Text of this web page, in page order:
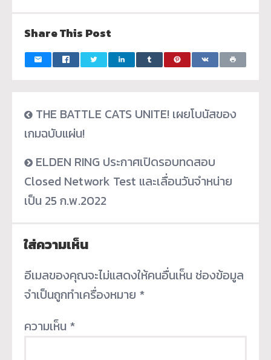
Share This Post
THE BATTLE CATS UNITE! เผยโบนัสของ
เกมฉบับแผ่น!
ELDEN RING ประกาศเปิดรอบทดสอบ
Closed Network Test และเลื่อนวันจำหน่าย
เป็น 25 ก.พ.2022
ใส่ความเห็น
อีเมลของคุณจะไม่แสดงให้คนอื่นเห็น ช่องข้อมูล
จำเป็นถูกทำเครื่องหมาย *
ความเห็น *